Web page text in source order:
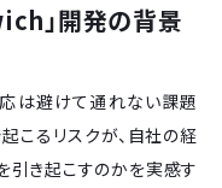
」開発の背景
は避けて通れない課題
こるリスクが、自社の経
引き起こすのかを実感す